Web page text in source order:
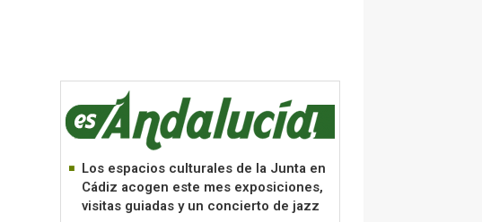
Los espacios culturales de la Junta en
Cádiz acogen este mes exposiciones,
visitas guiadas y un concierto de jazz